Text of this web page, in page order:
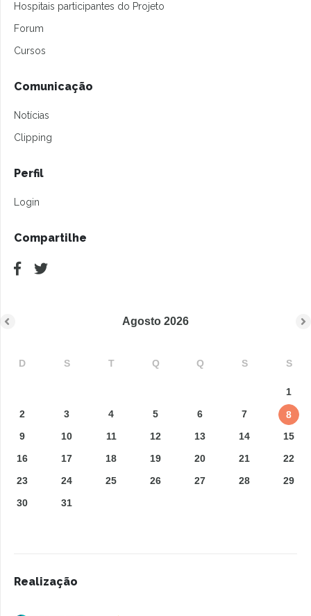
Hospitais participantes do Projeto
Forum
Cursos
Comunicação
Notícias
Clipping
Perfil
Login
Compartilhe
Agosto 2026
D S T Q Q S S
1
2
3 4 5 6 7
8
9
10 11 12 13 14
15
16
17 18 19 20 21
22
23
24 25 26 27 28
29
30
31
Realização